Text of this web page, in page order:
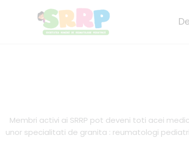
Membri activi ai SRRP pot deveni toti acei
unor specialitati de granita : reumatologi